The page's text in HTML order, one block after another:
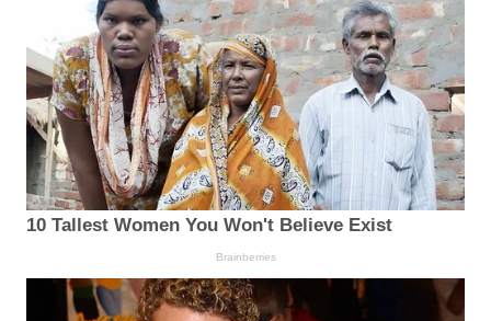
10 Tallest Women You Won't Believe Exist
Brainberries